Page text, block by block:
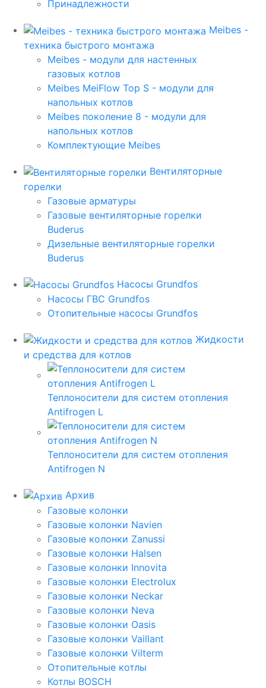
Принадлежности
Meibes -
техника быстрого монтажа
Meibes - модули для настенных
газовых котлов
Meibes MeiFlow Top S - модули для
напольных котлов
Meibes поколение 8 - модули для
напольных котлов
Комплектующие Meibes
Вентиляторные
горелки
Газовые арматуры
Газовые вентиляторные горелки
Buderus
Дизельные вентиляторные горелки
Buderus
Насосы Grundfos
Насосы ГВС Grundfos
Отопительные насосы Grundfos
Жидкости
и средства для котлов
Теплоносители для систем отопления
Antifrogen L
Теплоносители для систем отопления
Antifrogen N
Архив
Газовые колонки
Газовые колонки Navien
Газовые колонки Zanussi
Газовые колонки Halsen
Газовые колонки Innovita
Газовые колонки Electrolux
Газовые колонки Neckar
Газовые колонки Neva
Газовые колонки Oasis
Газовые колонки Vaillant
Газовые колонки Vilterm
Отопительные котлы
Котлы BOSCH